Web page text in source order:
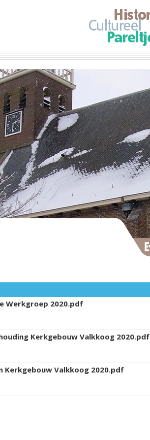
Werkgroep 2020.pdf
Kerkgebouw Valkkoog 2020.pdf
Kerkgebouw Valkkoog 2020.pdf